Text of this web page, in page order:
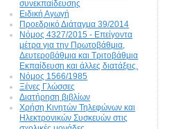
συνεκπαίδευσης
Ειδική Αγωγή
Προεδρικό Διάταγμα 39/2014
Νόμος 4327/2015 - Επείγοντα
μέτρα για την Πρωτοβάθμια,
Δευτεροβάθμια και Τριτοβάθμια
Εκπαίδευση και άλλες διατάξεις.
Νόμος 1566/1985
Ξένες Γλώσσες
Διατήρηση βιβλίων
Χρήση Κινητών Τηλεφώνων και
Ηλεκτρονικών Συσκευών στις